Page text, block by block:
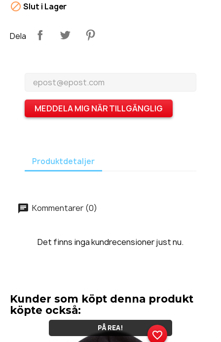
 Slut i Lager
Dela
MEDDELA MIG NÄR TILLGÄNGLIG
Produktdetaljer
Kommentarer (0)
Det finns inga kundrecensioner just nu.
Kunder som köpt denna produkt
köpte också:
PÅ REA!
favorite_border